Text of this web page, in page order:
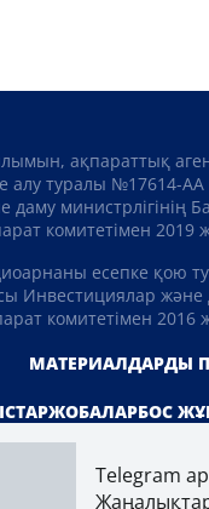
ақпараттық
алу туралы №17614-АА
даму министрлігінің
комитетімен 2019
есепке қою
Инвестициялар және
комитетімен 2016
МАТЕРИАЛДАРДЫ
ЖОБАЛАРБОС
Telegram
Жаңалықтар